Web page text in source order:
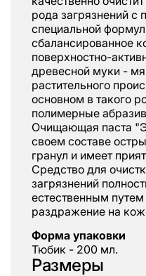
рода загрязнений
специальной
сбалансированное
поверхностно-
древесной муки -
растительного
основном в такого
полимерные
Очищающая паста
своем составе
гранул и имеет
Средство для
загрязнений
естественным
раздражение на
Форма упаковки
Тюбик - 200 мл.
Размеры